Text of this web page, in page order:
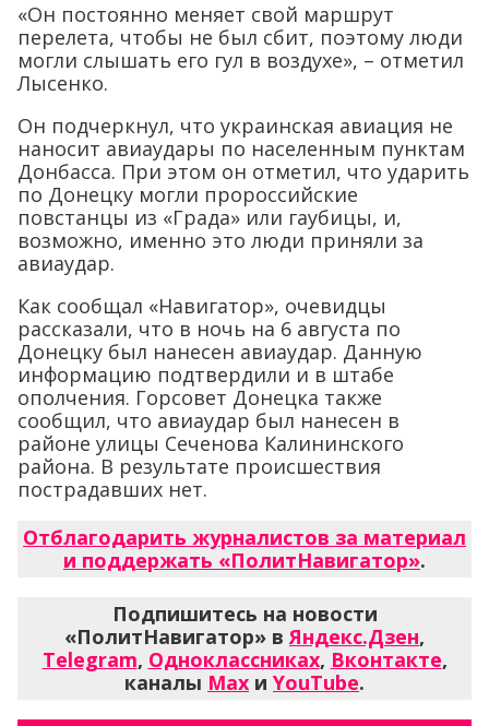
«Он постоянно меняет свой маршрут
перелета, чтобы не был сбит, поэтому люди
могли слышать его гул в воздухе», – отметил
Лысенко.
Он подчеркнул, что украинская авиация не
наносит авиаудары по населенным пунктам
Донбасса. При этом он отметил, что ударить
по Донецку могли пророссийские
повстанцы из «Града» или гаубицы, и,
возможно, именно это люди приняли за
авиаудар.
Как сообщал «Навигатор», очевидцы
рассказали, что в ночь на 6 августа по
Донецку был нанесен авиаудар. Данную
информацию подтвердили и в штабе
ополчения. Горсовет Донецка также
сообщил, что авиаудар был нанесен в
районе улицы Сеченова Калининского
района. В результате происшествия
пострадавших нет.
Отблагодарить журналистов за материал
и поддержать «ПолитНавигатор».
Подпишитесь на новости
«ПолитНавигатор» вЯндекс.Дзен,
Telegram, Одноклассниках, Вконтакте,
каналы Max и YouTube.